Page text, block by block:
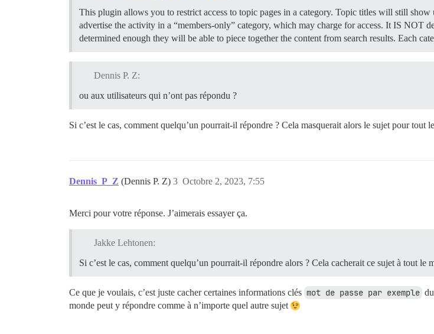
This plugin allows you to restrict access to topic pages in a category. Topic titles will still
advertise the activity in a “members-only” category, which may charge for access. It IS NOT
determined enough they will be able to piece together the content from search results. Each
Dennis P. Z:
ou aux utilisateurs qui n’ont pas répondu ?
Si c’est le cas, comment quelqu’un pourrait-il répondre ? Cela masquerait alors le sujet pour tout
Dennis_P_Z (Dennis P. Z) Octobre 2, 2023, 7:55
3
Merci pour votre réponse. J’aimerais essayer ça.
Jakke Lehtonen:
Si c’est le cas, comment quelqu’un pourrait-il répondre alors ? Cela cacherait ce sujet à tout le
Ce que je voulais, c’est juste cacher certaines informations clés mot de passe par exemple
monde peut y répondre comme à n’importe quel autre sujet